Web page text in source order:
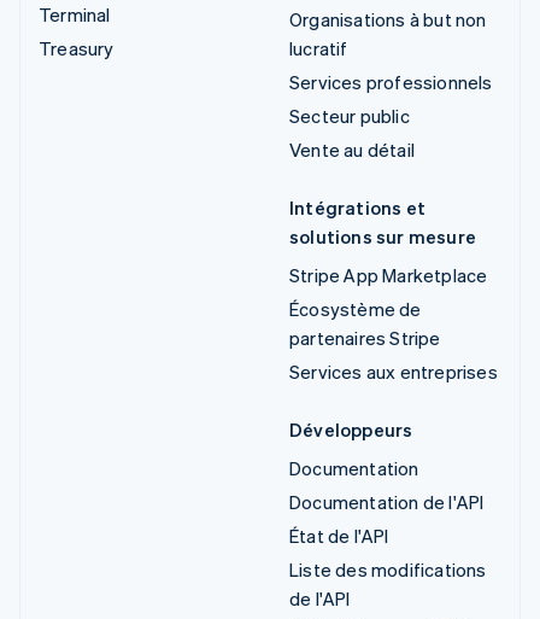
Terminal
Treasury
Organisations à but non
lucratif
Services professionnels
Secteur public
Vente au détail
Intégrations et
solutions sur mesure
Stripe App Marketplace
Écosystème de
partenaires Stripe
Services aux entreprises
Développeurs
Documentation
Documentation de l'API
État de l'API
Liste des modifications
de l'API